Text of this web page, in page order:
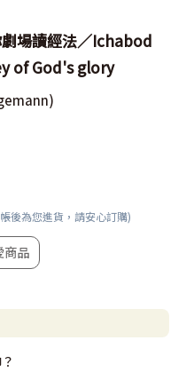
場讀經法／Ichabod
of God's glory
後為您進貨，請安心訂購)
商品